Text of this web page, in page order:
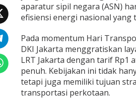
,
S
a
l
a
n
e
n
aparatur sipil negara (ASN)
efisiensi energi nasional
Pada momentum Hari
DKI Jakarta menggratiskan
LRT Jakarta dengan tarif Rp1
penuh. Kebijakan ini tidak
tetapi juga memiliki tujuan
transportasi perkotaan.